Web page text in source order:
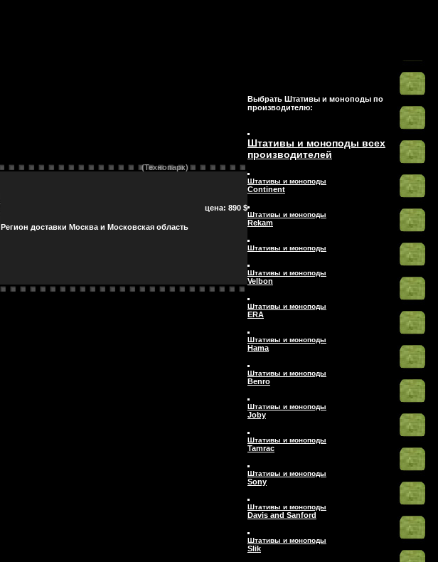
(Технопарк)
Регион доставки Москва и Московская область
цена: 890 $
Выбрать Штативы и моноподы по
производителю:
Штативы и моноподы всех
производителей
Штативы и моноподы
Continent
Штативы и моноподы
Rekam
Штативы и моноподы
Штативы и моноподы
Velbon
Штативы и моноподы
ERA
Штативы и моноподы
Hama
Штативы и моноподы
Benro
Штативы и моноподы
Joby
Штативы и моноподы
Tamrac
Штативы и моноподы
Sony
Штативы и моноподы
Davis and Sanford
Штативы и моноподы
Slik